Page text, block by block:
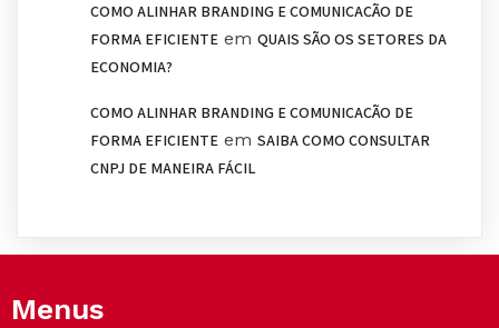
COMO ALINHAR BRANDING E COMUNICAÇÃO DE
FORMA EFICIENTE em QUAIS SÃO OS SETORES DA
ECONOMIA?
COMO ALINHAR BRANDING E COMUNICAÇÃO DE
FORMA EFICIENTE em SAIBA COMO CONSULTAR
CNPJ DE MANEIRA FÁCIL
Menus